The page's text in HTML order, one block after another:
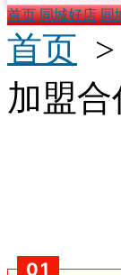
首页 同城好店 同
首页 >
加盟合
01